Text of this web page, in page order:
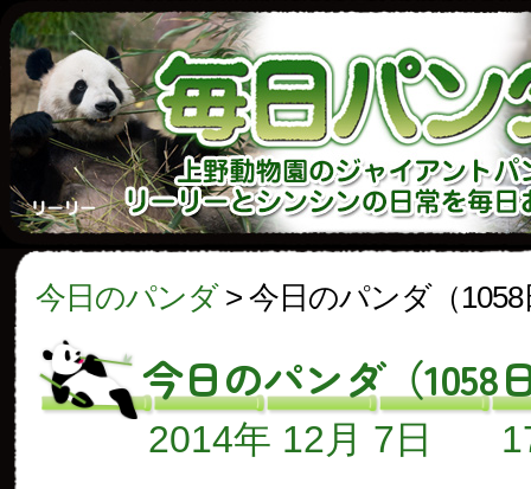
今日のパンダ> 今日のパンダ（1058
今日のパンダ（1058
2014年 12月 7日